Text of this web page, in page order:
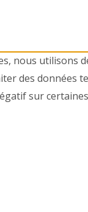
nous utilisons
des données
sur